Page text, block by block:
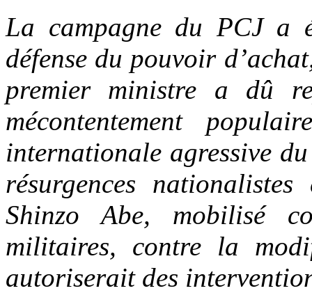
La campagne du PCJ a
défense du pouvoir
premier ministre a dû
mécontentement
internationale agressive
résurgences
Shinzo Abe, mobilisé
militaires, contre la
autoriserait des